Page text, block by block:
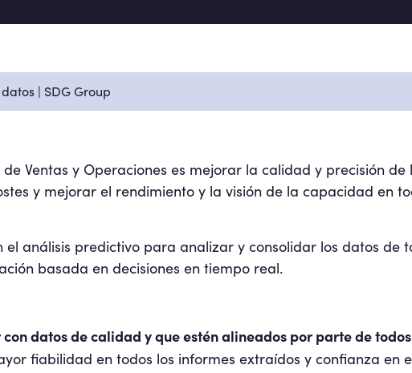
| SDG Group
Ventas y Operaciones es mejorar la calidad y precisión de
y mejorar el rendimiento y la visión de la capacidad en
análisis predictivo para analizar y consolidar los datos de
basada en decisiones en tiempo real.
datos de calidad y que estén alineados por parte de
fiabilidad en todos los informes extraídos y confianza en